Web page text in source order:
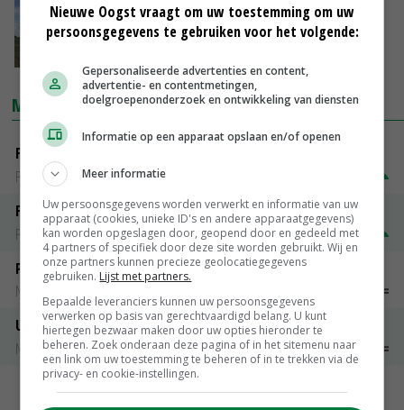
Steriele insectentechniek wapen tegen
uienvlieg
MARKTPRIJZEN
Fontane
PotatoNL
Fritesgeschikt NL Du Be
PotatoNL
€ 15,00~ € 23,00
Peen
Noteringen
Uien Middenmeer Geel 30-60% grof
Noteringen
€ 0,00~ € 0,00
MEER MARKTPRIJZEN
Nieuwe Oogst vraagt om uw toestemming om uw
persoonsgegevens te gebruiken voor het volgende:
Gepersonaliseerde advertenties en content,
advertentie- en contentmetingen,
doelgroepenonderzoek en ontwikkeling van diensten
Informatie op een apparaat opslaan en/of openen
Meer informatie
Uw persoonsgegevens worden verwerkt en informatie van uw
apparaat (cookies, unieke ID's en andere apparaatgegevens)
kan worden opgeslagen door, geopend door en gedeeld met
4 partners of specifiek door deze site worden gebruikt. Wij en
onze partners kunnen precieze geolocatiegegevens
gebruiken. Lijst met partners.
Bepaalde leveranciers kunnen uw persoonsgegevens
verwerken op basis van gerechtvaardigd belang. U kunt
hiertegen bezwaar maken door uw opties hieronder te
beheren. Zoek onderaan deze pagina of in het sitemenu naar
een link om uw toestemming te beheren of in te trekken via de
privacy- en cookie-instellingen.